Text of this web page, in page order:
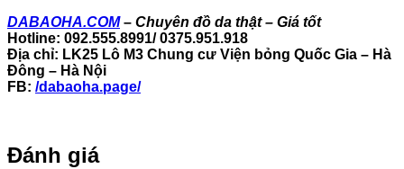
DABAOHA.COM – Chuyên đồ da thật – Giá tốt
Hotline: 092.555.8991/ 0375.951.918
Địa chỉ: LK25 Lô M3 Chung cư Viện bỏng Quốc Gia – Hà
Đông – Hà Nội
FB: /dabaoha.page/
Đánh giá